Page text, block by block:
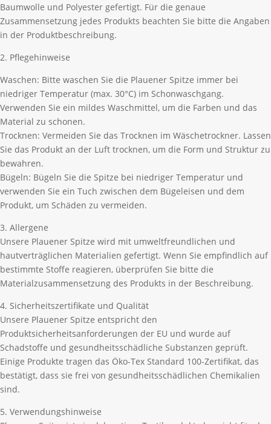
Baumwolle und Polyester gefertigt. Für die genaue
Zusammensetzung jedes Produkts beachten Sie bitte die Angaben
in der Produktbeschreibung.
2. Pflegehinweise
Waschen: Bitte waschen Sie die Plauener Spitze immer bei
niedriger Temperatur (max. 30°C) im Schonwaschgang.
Verwenden Sie ein mildes Waschmittel, um die Farben und das
Material zu schonen.
Trocknen: Vermeiden Sie das Trocknen im Wäschetrockner. Lassen
Sie das Produkt an der Luft trocknen, um die Form und Struktur zu
bewahren.
Bügeln: Bügeln Sie die Spitze bei niedriger Temperatur und
verwenden Sie ein Tuch zwischen dem Bügeleisen und dem
Produkt, um Schäden zu vermeiden.
3. Allergene
Unsere Plauener Spitze wird mit umweltfreundlichen und
hautverträglichen Materialien gefertigt. Wenn Sie empfindlich auf
bestimmte Stoffe reagieren, überprüfen Sie bitte die
Materialzusammensetzung des Produkts in der Beschreibung.
4. Sicherheitszertifikate und Qualität
Unsere Plauener Spitze entspricht den
Produktsicherheitsanforderungen der EU und wurde auf
Schadstoffe und gesundheitsschädliche Substanzen geprüft.
Einige Produkte tragen das Öko-Tex Standard 100-Zertifikat, das
bestätigt, dass sie frei von gesundheitsschädlichen Chemikalien
sind.
5. Verwendungshinweise